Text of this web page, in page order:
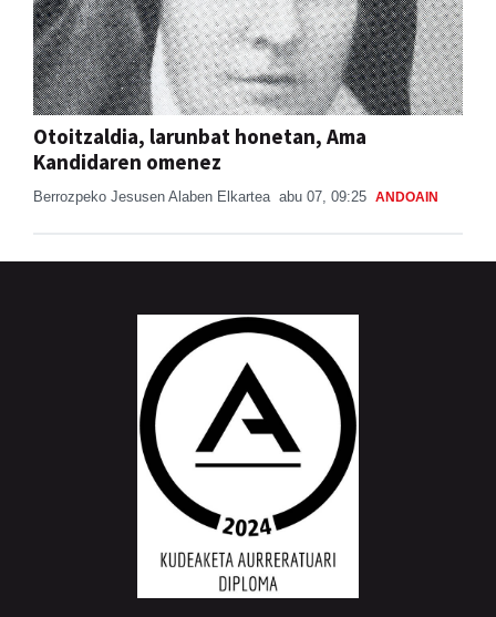
Otoitzaldia, larunbat honetan, Ama
Kandidaren omenez
Berrozpeko Jesusen Alaben Elkartea abu 07, 09:25 ANDOAIN